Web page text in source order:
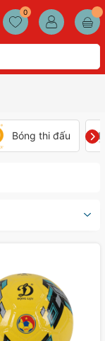
0
Bóng thi đấu